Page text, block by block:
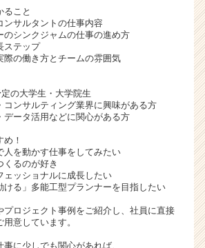
e
e
r）
こと
ンサルタントの仕事内容
のシンクジャムの仕事の進め方
ステップ
際の働き方とチームの雰囲気
定の大学生・大学院生
コンサルティング業界に興味がある方
データ活用などに関心がある方
！
人を動かす仕事をしてみたい
くるのが好き
ェッショナルに成長したい
ける」多能工型プランナーを目指したい
プロジェクト事例をご紹介し、社員に直接
意しています。
に少しでも関心があれば、